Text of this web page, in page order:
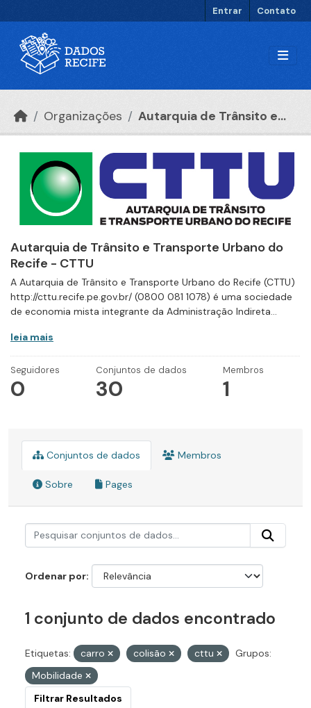
Entrar Contato
Organizações Autarquia de Trânsito e...
Autarquia de Trânsito e Transporte Urbano do
Recife - CTTU
A Autarquia de Trânsito e Transporte Urbano do Recife (CTTU)
http://cttu.recife.pe.gov.br/ (0800 081 1078) é uma sociedade
de economia mista integrante da Administração Indireta...
leia mais
Seguidores
0
Conjuntos de dados
30
Membros
1
Conjuntos de dados Membros
Sobre Pages
Ordenar por
1 conjunto de dados encontrado
Etiquetas: carro colisão cttu
Grupos:
Mobilidade
Filtrar Resultados